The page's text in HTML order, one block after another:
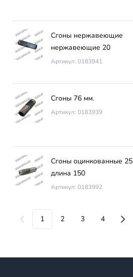
Сгоны нержавеющие
нержавеющие 20
Артикул: 0183941
Сгоны 76 мм.
Артикул: 0183939
Сгоны оцинкованные 25
длина 150
Артикул: 0183992
1 2 3 4